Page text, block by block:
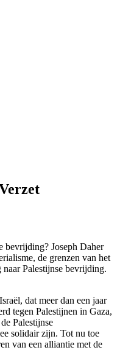
bevrijding? Joseph Daher
de grenzen van het
Palestijnse bevrijding.
dat meer dan een jaar
tegen Palestijnen in Gaza,
Palestijnse
solidair zijn. Tot nu toe
van een alliantie met de